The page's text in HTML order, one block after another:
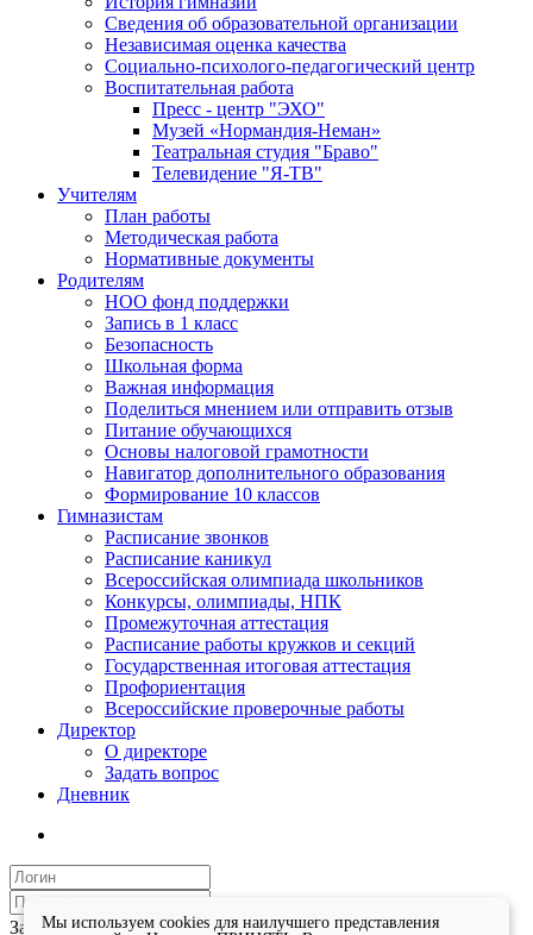
Сведения об образовательной организации
Независимая оценка качества
Социально-психолого-педагогический центр
Воспитательная работа
Пресс - центр "ЭХО"
Музей «Нормандия-Неман»
Театральная студия "Браво"
Телевидение "Я-ТВ"
Учителям
План работы
Методическая работа
Нормативные документы
Родителям
НОО фонд поддержки
Запись в 1 класс
Безопасность
Школьная форма
Важная информация
Поделиться мнением или отправить отзыв
Питание обучающихся
Основы налоговой грамотности
Навигатор дополнительного образования
Формирование 10 классов
Гимназистам
Расписание звонков
Расписание каникул
Всероссийская олимпиада школьников
Конкурсы, олимпиады, НПК
Промежуточная аттестация
Расписание работы кружков и секций
Государственная итоговая аттестация
Профориентация
Всероссийские проверочные работы
Директор
О директоре
Задать вопрос
Дневник
Запомнить меня
Мы используем cookies для наилучшего представления